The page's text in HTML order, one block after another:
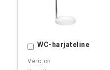
WC-harjateline
Ostoskoriin